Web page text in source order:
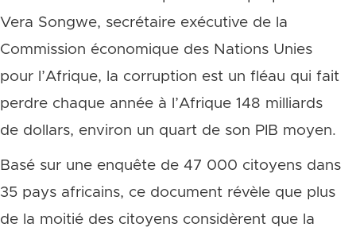
Vera Songwe, secrétaire exécutive de la
Commission économique des Nations Unies
pour l’Afrique, la corruption est un fléau qui fait
perdre chaque année à l’Afrique 148 milliards
de dollars, environ un quart de son PIB moyen.
Basé sur une enquête de 47 000 citoyens dans
35 pays africains, ce document révèle que plus
de la moitié des citoyens considèrent que la